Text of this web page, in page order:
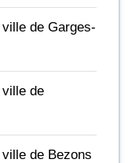
de Garges-
de
de Bezons